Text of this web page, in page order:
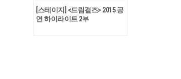
[스테이지] <드림걸즈> 2015 공
연 하이라이트 2부